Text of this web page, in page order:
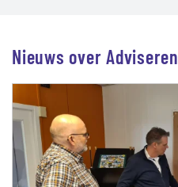
Nieuws over Adviseren